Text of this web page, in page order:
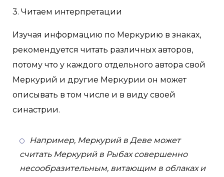
3. Читаем интерпретации
Изучая информацию по Меркурию в знаках,
рекомендуется читать различных авторов,
потому что у каждого отдельного автора свой
Меркурий и другие Меркурии он может
описывать в том числе и в виду своей
синастрии.
Например, Меркурий в Деве может
считать Меркурий в Рыбах совершенно
несообразительным, витающим в облаках и